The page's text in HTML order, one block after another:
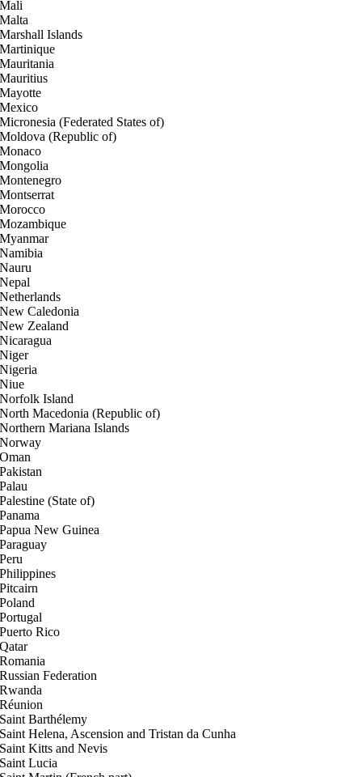
Mali
Malta
Marshall Islands
Martinique
Mauritania
Mauritius
Mayotte
Mexico
Micronesia (Federated States of)
Moldova (Republic of)
Monaco
Mongolia
Montenegro
Montserrat
Morocco
Mozambique
Myanmar
Namibia
Nauru
Nepal
Netherlands
New Caledonia
New Zealand
Nicaragua
Niger
Nigeria
Niue
Norfolk Island
North Macedonia (Republic of)
Northern Mariana Islands
Norway
Oman
Pakistan
Palau
Palestine (State of)
Panama
Papua New Guinea
Paraguay
Peru
Philippines
Pitcairn
Poland
Portugal
Puerto Rico
Qatar
Romania
Russian Federation
Rwanda
Réunion
Saint Barthélemy
Saint Helena, Ascension and Tristan da Cunha
Saint Kitts and Nevis
Saint Lucia